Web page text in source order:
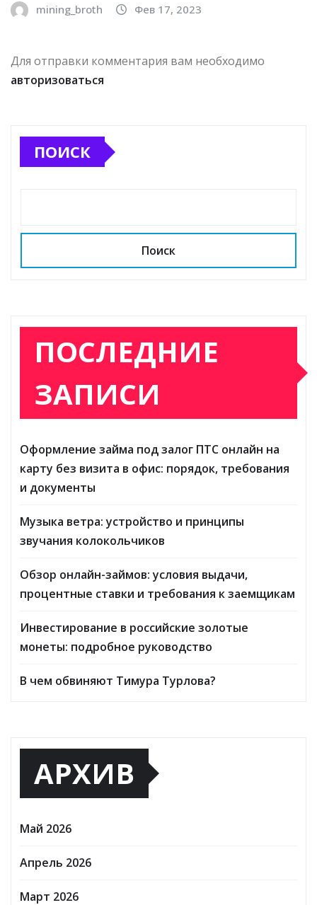
mining_broth Фев 17, 2023
Для отправки комментария вам необходимо
авторизоваться
ПОИСК
Поиск
ПОСЛЕДНИЕ
ЗАПИСИ
Оформление займа под залог ПТС онлайн на
карту без визита в офис: порядок, требования
и документы
Музыка ветра: устройство и принципы
звучания колокольчиков
Обзор онлайн-займов: условия выдачи,
процентные ставки и требования к заемщикам
Инвестирование в российские золотые
монеты: подробное руководство
В чем обвиняют Тимура Турлова?
АРХИВ
Май 2026
Апрель 2026
Март 2026